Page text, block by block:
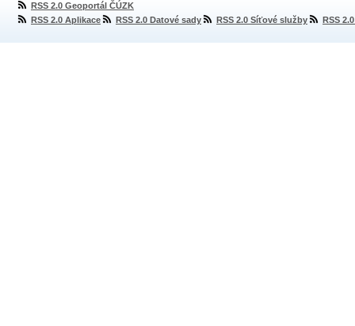
RSS 2.0 Geoportál ČÚZK
RSS 2.0 Aplikace
RSS 2.0 Datové sady RSS 2.0 Síťové služby RSS